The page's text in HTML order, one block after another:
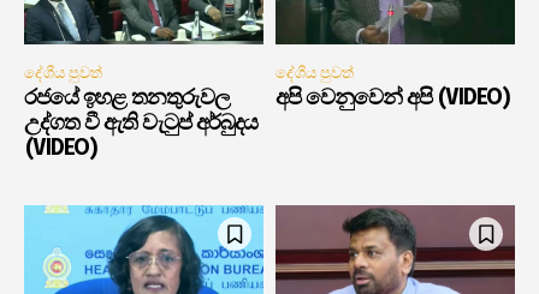
දේශීය පුවත්
රජයේ ඉහළ තනතුරුවල
උද්ගත වී ඇති වැටුප් අර්බුදය
(VIDEO)
දේශීය පුවත්
අපි වෙනුවෙන් අපි (VIDEO)